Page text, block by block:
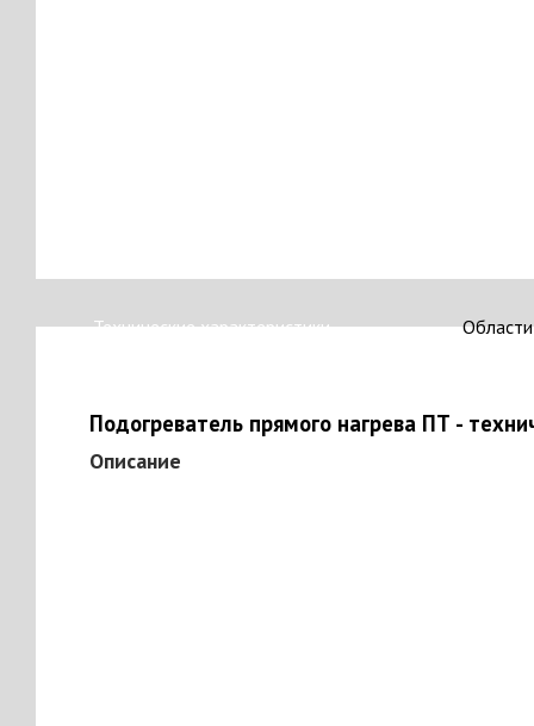
Технические характеристики
Подогреватель прямого нагрева ПТ -
Описание